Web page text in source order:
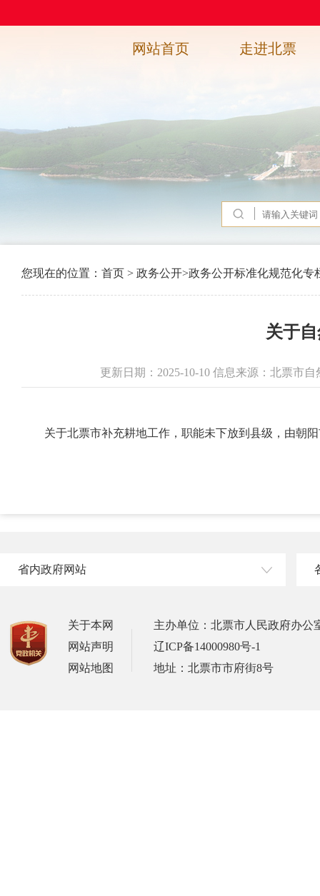
网站首页 走进北票
您现在的位置： 首页 > 政务公开>政务公开标准化规范化专
关于
更新日期：2025-10-10 信息来源：北票市
关于北票市补充耕地工作，职能未下放到县级，由朝
省内政府网站
关于本网
网站声明
网站地图
主办单位：北票市人民政府办公
辽ICP备14000980号-1
地址：北票市市府街8号